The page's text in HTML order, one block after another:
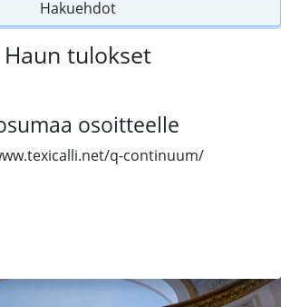
Hakuehdot
Haun tulokset
osoitteelle
q-continuum/